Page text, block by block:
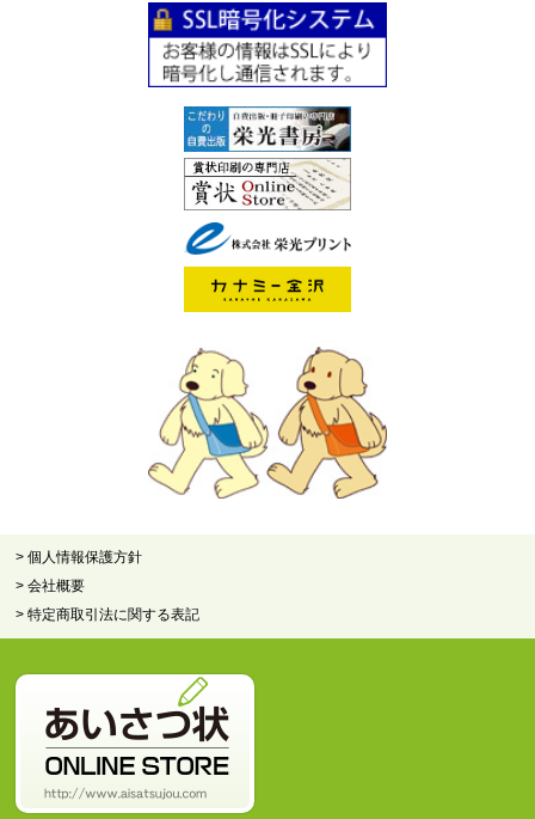
> 個人情報保護方針
> 会社概要
> 特定商取引法に関する表記